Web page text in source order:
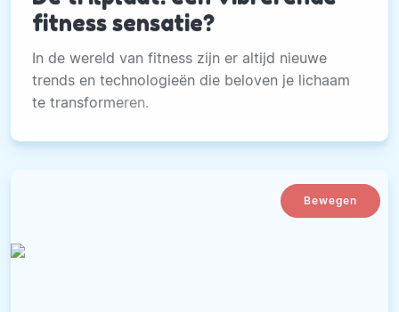
fitness sensatie?
In de wereld van fitness zijn er altijd nieuwe
trends en technologieën die beloven je lichaam
te transformeren.
Bewegen